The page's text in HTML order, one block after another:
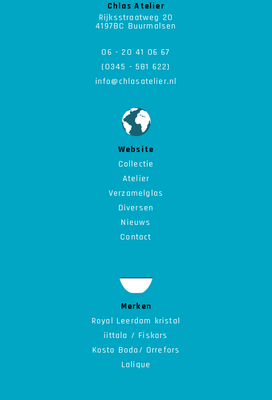
Chlas Atelier
Rijksstraatweg 20
4197BC Buurmalsen
06 - 20 41 06 67
(0345 - 581 622)
info@chlasatelier.nl
Website
Collectie
Atelier
Verzamelglas
Diversen
Nieuws
Contact
Merken
Royal Leerdam kristal
iittala / Fiskars
Kosta Boda/ Orrefors
Lalique